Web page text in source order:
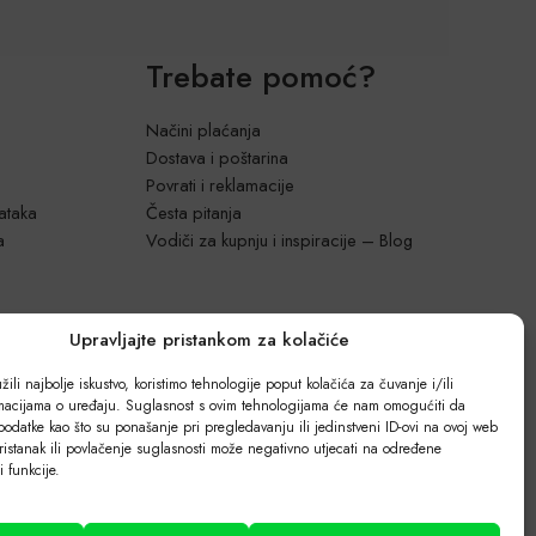
Upravljajte pristankom za kolačiće
najbolje iskustvo, koristimo tehnologije poput kolačića za čuvanje i/ili
o uređaju. Suglasnost s ovim tehnologijama će nam omogućiti da
kao što su ponašanje pri pregledavanju ili jedinstveni ID-ovi na ovoj web
ili povlačenje suglasnosti može negativno utjecati na određene
funkcije.
Trebate pomoć?
Načini plaćanja
Dostava i poštarina
Povrati i reklamacije
Česta pitanja
Vodiči za kupnju i inspiracije – Blog